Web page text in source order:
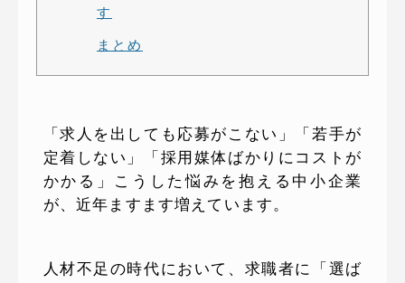
す
まとめ
「求人を出しても応募がこない」「若手が
定着しない」「採用媒体ばかりにコストが
かかる」こうした悩みを抱える中小企業
が、近年ますます増えています。
人材不足の時代において、求職者に「選ば